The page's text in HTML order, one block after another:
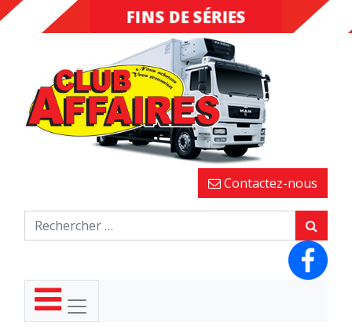
DESTOCKAGE
FINS DE SÉRIES
Contactez-nous